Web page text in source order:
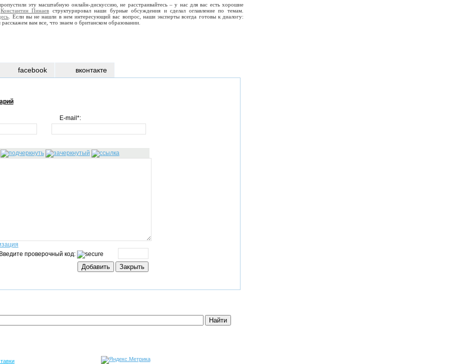
эту масштабную онлайн-дискуссию, не расстраивайтесь – у нас для вас есть хорошие
Константин Пинаев структурировал наши бурные обсуждения и сделал оглавление по темам.
. Если вы не нашли в нем интересующий вас вопрос, наши эксперты всегда готовы к диалогу:
расскажем вам все, что знаем о британском образовании.
E-mail*:
Введите проверочный код:
facebook вконтакте